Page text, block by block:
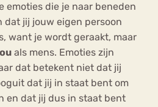
emoties die je naar beneden
dat jij jouw eigen persoon
want je wordt geraakt, maar
als mens. Emoties zijn
dat betekent niet dat jij
dat jij in staat bent om
en dat jij dus in staat bent